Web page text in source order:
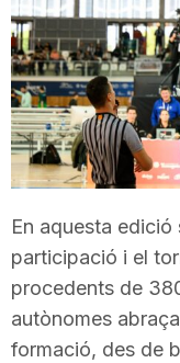
T
a
r
r
a
En aquesta edició
participació i el
procedents de
autònomes
formació, des de